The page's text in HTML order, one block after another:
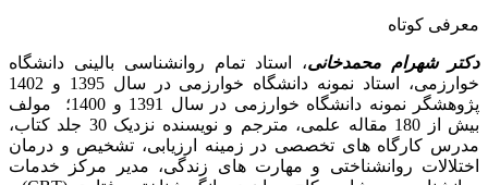
معرفی کوتاه
دکتر شهرام محمدخانی، استاد تمام روانشناسی بالینی دانشگاه
خوارزمی، استاد نمونه دانشگاه خوارزمی در سال 1395 و 1402
پژوهشگر نمونه دانشگاه خوارزمی در سال 1391 و 1400؛ مولف
بیش از 180 مقاله علمی، مترجم و نویسنده نزدیک 30 جلد کتاب،
مدرس کارگاه­ های تخصصی در زمینه ارزیابی، تشخیص و درمان
اختلالات روانشناختی و مهارت های زندگی، مدیر مرکز خدمات